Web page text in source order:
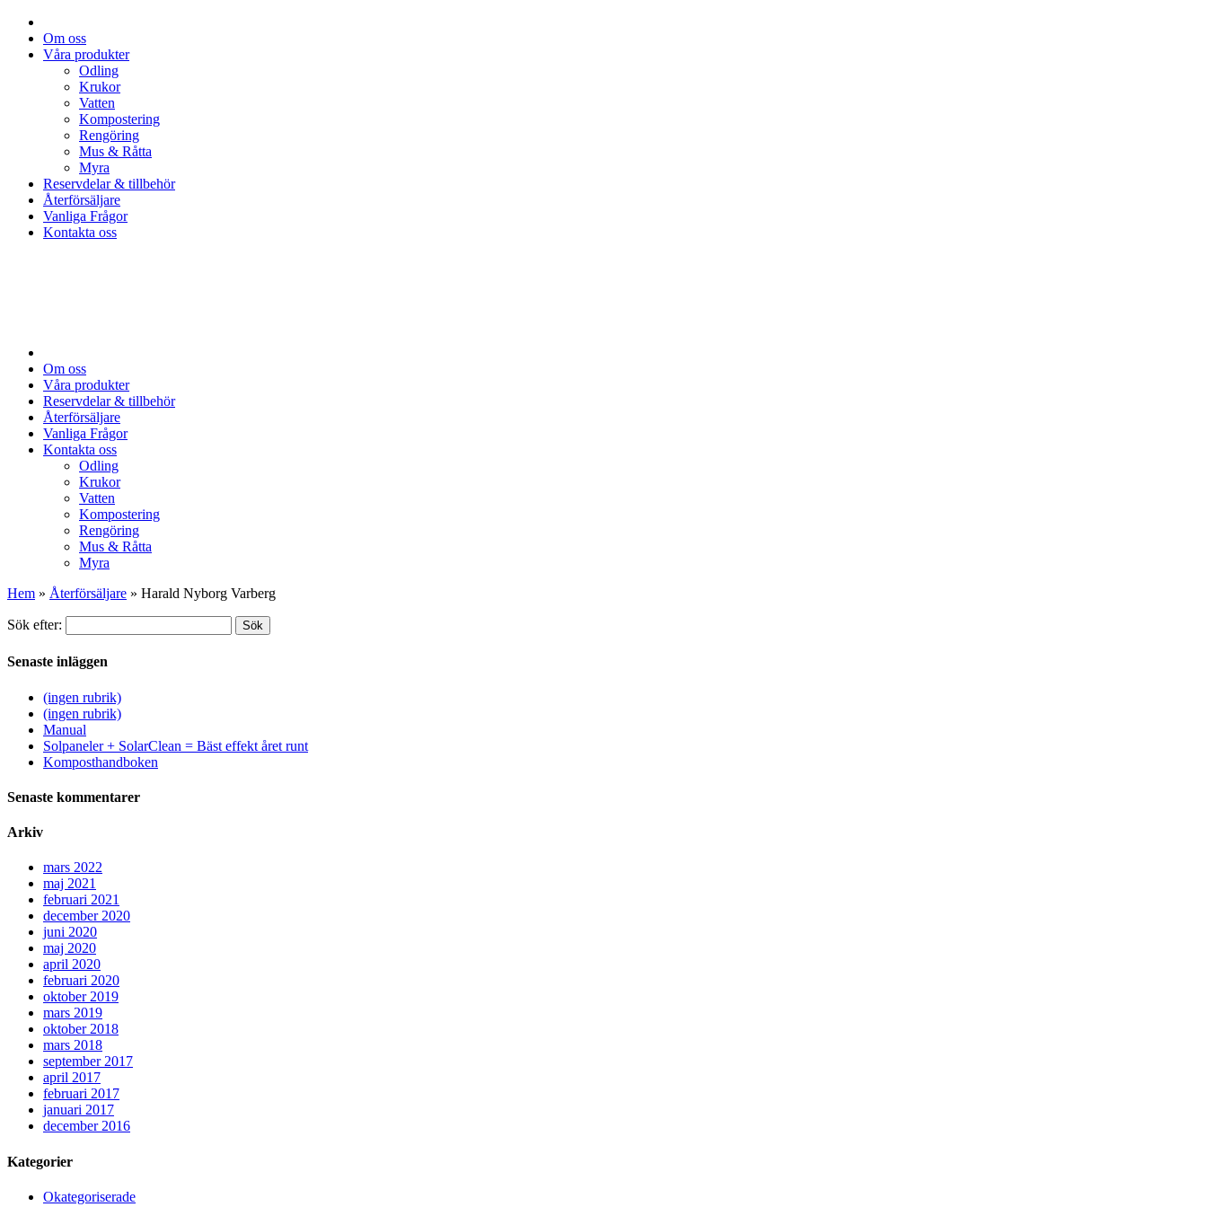
Om oss
Våra produkter
Odling
Krukor
Vatten
Kompostering
Rengöring
Mus & Råtta
Myra
Reservdelar & tillbehör
Återförsäljare
Vanliga Frågor
Kontakta oss
Om oss
Våra produkter
Reservdelar & tillbehör
Återförsäljare
Vanliga Frågor
Kontakta oss
Odling
Krukor
Vatten
Kompostering
Rengöring
Mus & Råtta
Myra
Hem » Återförsäljare » Harald Nyborg Varberg
Sök efter: Sök
Senaste inläggen
(ingen rubrik)
(ingen rubrik)
Manual
Solpaneler + SolarClean = Bäst effekt året runt
Komposthandboken
Senaste kommentarer
Arkiv
mars 2022
maj 2021
februari 2021
december 2020
juni 2020
maj 2020
april 2020
februari 2020
oktober 2019
mars 2019
oktober 2018
mars 2018
september 2017
april 2017
februari 2017
januari 2017
december 2016
Kategorier
Okategoriserade